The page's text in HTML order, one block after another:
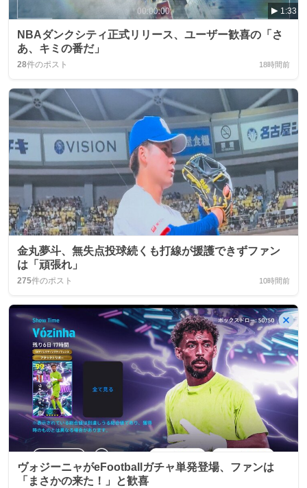
1:33
NBAダンクシティ正式リリース、ユーザー歓喜の「さ
あ、キミの番だ」
28件のポスト 18時間前
金丸夢斗、無失点投球続くも打線が援護できずファン
は「頑張れ」
275件のポスト 10時間前
ヴォジーニャがeFootballガチャ単発登場、ファンは
「まさかの来た！」と歓喜